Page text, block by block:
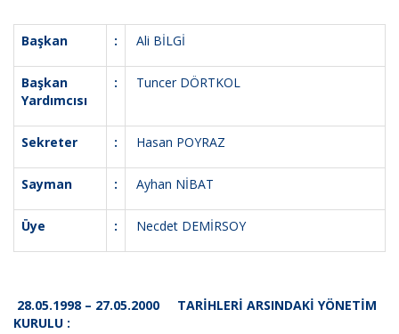
Başkan : Ali BİLGİ
Başkan
Yardımcısı
: Tuncer DÖRTKOL
Sekreter : Hasan POYRAZ
Sayman : Ayhan NİBAT
Üye : Necdet DEMİRSOY
28.05.1998 – 27.05.2000 TARİHLERİ ARSINDAKİ YÖNETİM
KURULU :